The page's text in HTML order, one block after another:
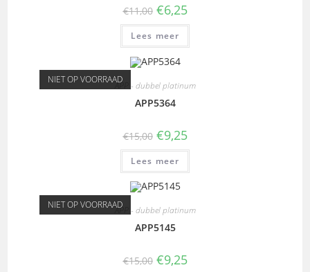
€11,00 €6,25
Lees meer
NIET OP VOORRAADAPP - dubbel platinum
APP5364
€15,00 €9,25
Lees meer
NIET OP VOORRAADAPP - dubbel platinum
APP5145
€15,00 €9,25